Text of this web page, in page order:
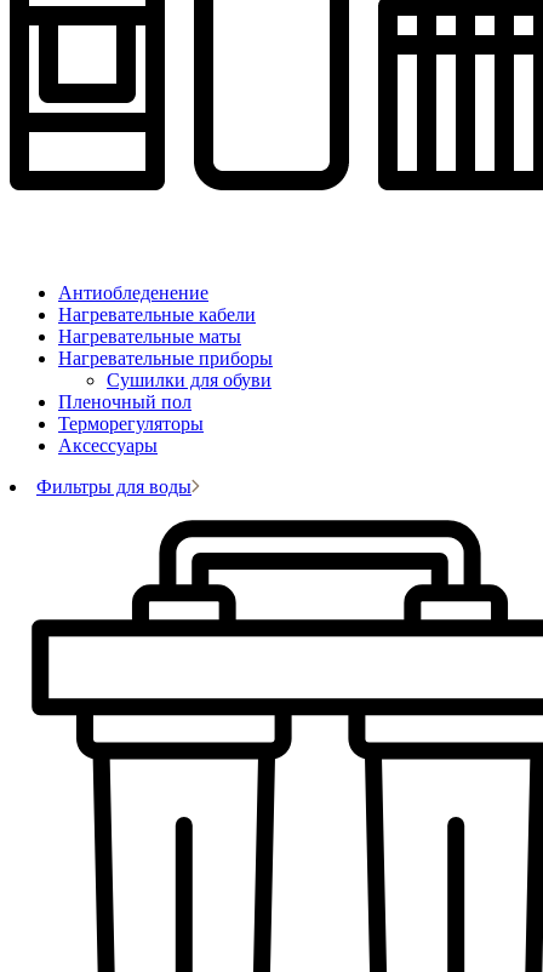
Антиобледенение
Нагревательные кабели
Нагревательные маты
Нагревательные приборы
Сушилки для обуви
Пленочный пол
Терморегуляторы
Аксессуары
Фильтры для воды